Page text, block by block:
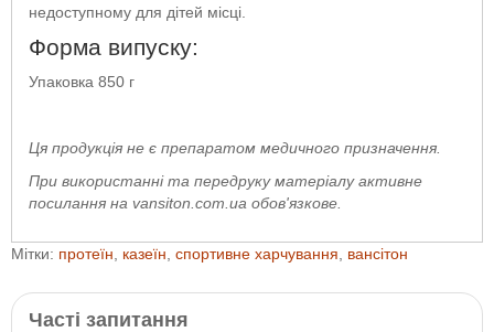
недоступному для дітей місці.
Форма випуску:
Упаковка 850 г
Ця продукція не є препаратом медичного призначення.
При використанні та передруку матеріалу активне
посилання на vansiton.com.ua обов'язкове.
Мітки: протеїн казеїн спортивне харчування вансітон
Часті запитання